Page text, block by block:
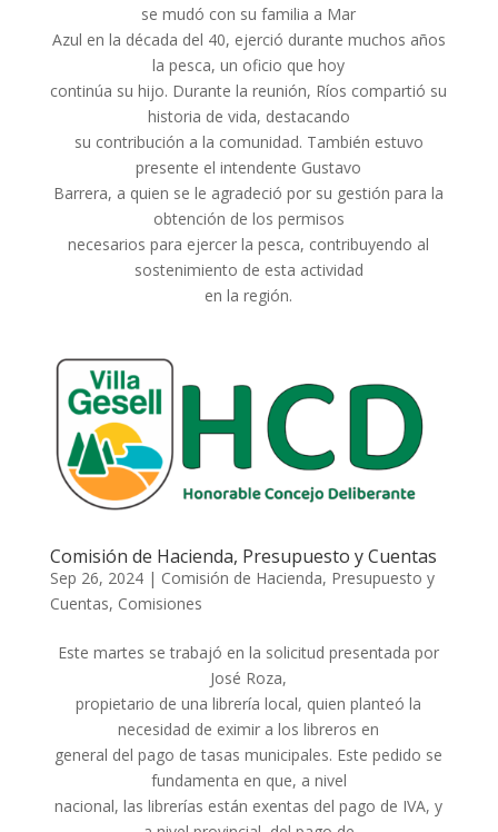
se mudó con su familia a Mar
Azul en la década del 40, ejerció durante muchos años
la pesca, un oficio que hoy
continúa su hijo. Durante la reunión, Ríos compartió su
historia de vida, destacando
su contribución a la comunidad. También estuvo
presente el intendente Gustavo
Barrera, a quien se le agradeció por su gestión para la
obtención de los permisos
necesarios para ejercer la pesca, contribuyendo al
sostenimiento de esta actividad
en la región.
Comisión de Hacienda, Presupuesto y Cuentas
Sep 26, 2024| Comisión de Hacienda, Presupuesto y
Cuentas, Comisiones
Este martes se trabajó en la solicitud presentada por
José Roza,
propietario de una librería local, quien planteó la
necesidad de eximir a los libreros en
general del pago de tasas municipales. Este pedido se
fundamenta en que, a nivel
nacional, las librerías están exentas del pago de IVA, y